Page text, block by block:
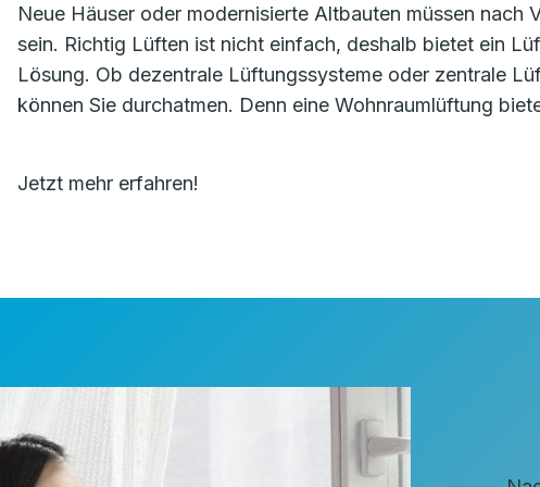
Neue Häuser oder modernisierte Altbauten müssen
sein. Richtig Lüften ist nicht einfach, deshalb bietet ein
Lösung. Ob dezentrale Lüftungssysteme oder zentrale
können Sie durchatmen. Denn eine Wohnraumlüftung
Jetzt mehr erfahren!